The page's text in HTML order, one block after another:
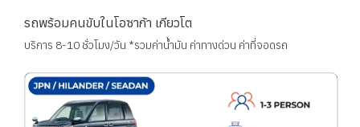
รถพร้อมคนขับในโอซาก้า เกียวโต
บริการ 8-10 ชั่วโมง/วัน *รวมค่าน้ำมัน ค่าทางด่วน ค่าที่จอดรถ